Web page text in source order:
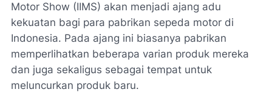
Motor Show (IIMS) akan menjadi ajang adu
kekuatan bagi para pabrikan sepeda motor di
Indonesia. Pada ajang ini biasanya pabrikan
memperlihatkan beberapa varian produk mereka
dan juga sekaligus sebagai tempat untuk
meluncurkan produk baru.